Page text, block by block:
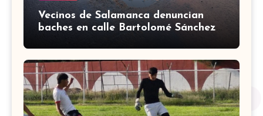
Vecinos de Salamanca denuncian
baches en calle Bartolomé Sánchez